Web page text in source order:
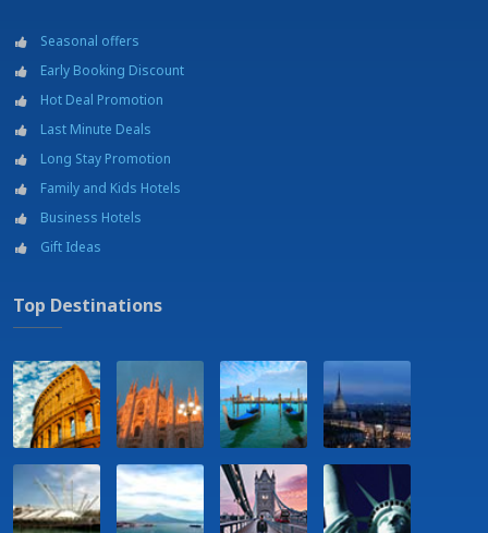
Seasonal offers
Early Booking Discount
Hot Deal Promotion
Last Minute Deals
Long Stay Promotion
Family and Kids Hotels
Business Hotels
Gift Ideas
Top Destinations